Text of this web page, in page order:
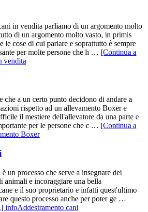
in vendita parliamo di un argomento molto
di un argomento molto vasto, in primis
le cose di cui parlare e soprattutto è sempre
per molte persone che h … [Continua a
vendita
che a un certo punto decidono di andare a
rispetto ad un allevamento Boxer e
il mestiere dell'allevatore da una parte e
per le persone che c … [Continua a
Boxer
un processo che serve a insegnare dei
animali e incoraggiare una bella
e il suo proprietario e infatti quest'ultimo
questo processo anche per poter ge …
infoAddestramento cani